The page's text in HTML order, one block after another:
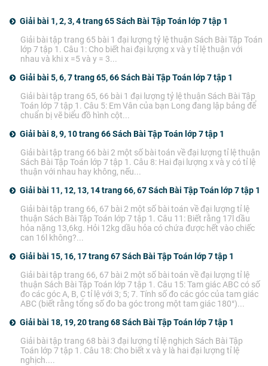
Giải bài 1, 2, 3, 4 trang 65 Sách Bài Tập Toán lớp 7 tập 1
Giải bài tập trang 65 bài 1 đại lượng tỷ lệ thuận Sách Bài Tập Toán
lớp 7 tập 1. Câu 1: Cho biết hai đại lượng x và y tỉ lệ thuận với
nhau và khi x =5 và y = 3...
Giải bài 5, 6, 7 trang 65, 66 Sách Bài Tập Toán lớp 7 tập 1
Giải bài tập trang 65, 66 bài 1 đại lượng tỷ lệ thuận Sách Bài Tập
Toán lớp 7 tập 1. Câu 5: Em Vân của bạn Long đang lập bảng để
chuẩn bị vẽ biểu đồ hình cột...
Giải bài 8, 9, 10 trang 66 Sách Bài Tập Toán lớp 7 tập 1
Giải bài tập trang 66 bài 2 một số bài toán về đại lượng tỉ lệ thuận
Sách Bài Tập Toán lớp 7 tập 1. Câu 8: Hai đại lượng x và y có tỉ lệ
thuận với nhau hay không, nếu...
Giải bài 11, 12, 13, 14 trang 66, 67 Sách Bài Tập Toán lớp 7 tập 1
Giải bài tập trang 66, 67 bài 2 một số bài toán về đại lượng tỉ lệ
thuận Sách Bài Tập Toán lớp 7 tập 1. Câu 11: Biết rằng 17l dầu
hỏa nặng 13,6kg. Hỏi 12kg dầu hỏa có chứa được hết vào chiếc
can 16l không?...
Giải bài 15, 16, 17 trang 67 Sách Bài Tập Toán lớp 7 tập 1
Giải bài tập trang 66, 67 bài 2 một số bài toán về đại lượng tỉ lệ
thuận Sách Bài Tập Toán lớp 7 tập 1. Câu 15: Tam giác ABC có số
đo các góc A, B, C tỉ lệ với 3; 5; 7. Tính số đo các góc của tam giác
ABC (biết rằng tổng số đo ba góc trong một tam giác 180°)...
Giải bài 18, 19, 20 trang 68 Sách Bài Tập Toán lớp 7 tập 1
Giải bài tập trang 68 bài 3 đại lượng tỉ lệ nghịch Sách Bài Tập
Toán lớp 7 tập 1. Câu 18: Cho biết x và y là hai đại lượng tỉ lệ
nghịch....